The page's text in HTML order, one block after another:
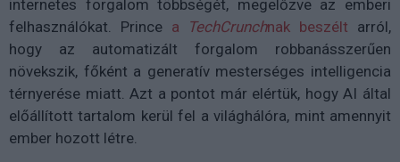
internetes forgalom többségét, megelőzve az emberi
felhasználókat. Prince a TechCrunchnak beszélt arról,
hogy az automatizált forgalom robbanásszerűen
növekszik, főként a generatív mesterséges intelligencia
térnyerése miatt. Azt a pontot már elértük, hogy AI által
előállított tartalom kerül fel a világhálóra, mint amennyit
ember hozott létre.